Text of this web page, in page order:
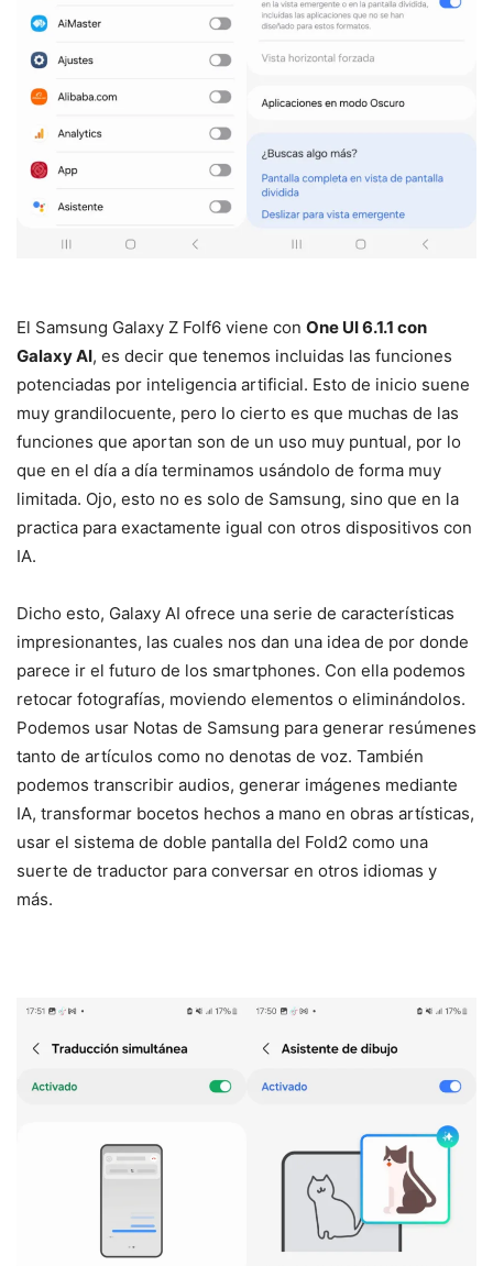
El Samsung Galaxy Z Folf6 viene con One UI 6.1.1 con
Galaxy AI, es decir que tenemos incluidas las funciones
potenciadas por inteligencia artificial. Esto de inicio suene
muy grandilocuente, pero lo cierto es que muchas de las
funciones que aportan son de un uso muy puntual, por lo
que en el día a día terminamos usándolo de forma muy
limitada. Ojo, esto no es solo de Samsung, sino que en la
practica para exactamente igual con otros dispositivos con
IA.
Dicho esto, Galaxy AI ofrece una serie de características
impresionantes, las cuales nos dan una idea de por donde
parece ir el futuro de los smartphones. Con ella podemos
retocar fotografías, moviendo elementos o eliminándolos.
Podemos usar Notas de Samsung para generar resúmenes
tanto de artículos como no denotas de voz. También
podemos transcribir audios, generar imágenes mediante
IA, transformar bocetos hechos a mano en obras artísticas,
usar el sistema de doble pantalla del Fold2 como una
suerte de traductor para conversar en otros idiomas y
más.